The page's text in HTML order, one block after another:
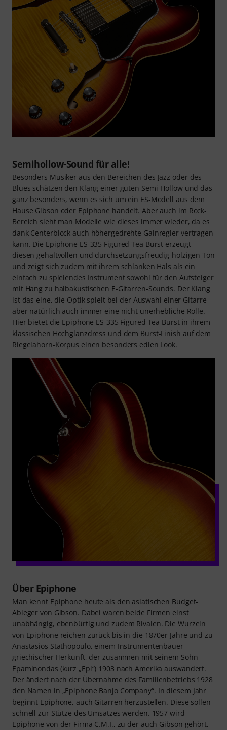
Semihollow-Sound für alle!
Besonders Musiker aus den Bereichen des Jazz oder des
Blues schätzen den Klang einer guten Semi-Hollow und das
ganz besonders, wenn es sich um ein ES-Modell aus dem
Hause Gibson oder Epiphone handelt. Aber auch im Rock-
Bereich sieht man Modelle wie dieses immer wieder, da es
dank Centerblock auch höhergedrehte Gainregler vertragen
kann. Die Epiphone ES-335 Figured Tea Burst erzeugt
diesen gehaltvollen und durchsetzungsfreudig-holzigen Ton
und zeigt sich zudem mit ihrem schlanken Hals als ein
einfach zu spielendes Instrument sowohl für den Aufsteiger
mit Hang zu halbakustischen E-Gitarren-Sounds. Der Klang
ist das eine, die Optik spielt bei der Auswahl einer Gitarre
aber natürlich auch immer eine nicht unerhebliche Rolle.
Hier bietet die Epiphone ES-335 Figured Tea Burst in ihrem
klassischen Hochglanzdress und dem Burst-Finish auf dem
Riegelahorn-Korpus einen besonders edlen Look.
Über Epiphone
Man kennt Epiphone heute als den asiatischen Budget-
Ableger von Gibson. Dabei waren beide Firmen einst
unabhängig, ebenbürtig und zudem Rivalen. Die Wurzeln
von Epiphone reichen zurück bis in die 1870er Jahre und zu
Anastasios Stathopoulo, einem Instrumentenbauer
griechischer Herkunft, der zusammen mit seinem Sohn
Epaminondas (kurz „Epi“) 1903 nach Amerika auswandert.
Der ändert nach der Übernahme des Familienbetriebs 1928
den Namen in „Epiphone Banjo Company“. In diesem Jahr
beginnt Epiphone, auch Gitarren herzustellen. Diese sollen
schnell zur Stütze des Umsatzes werden. 1957 wird
Epiphone von der Firma C.M.I., zu der auch Gibson gehört,